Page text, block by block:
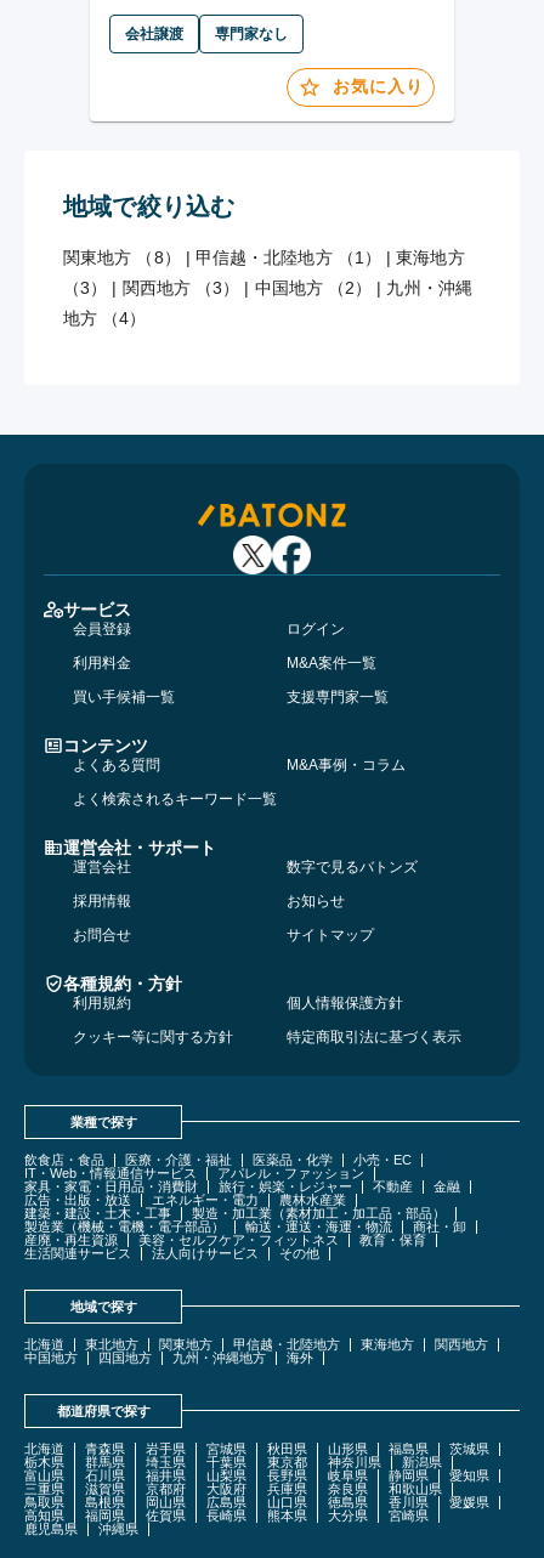
会社譲渡 専門家なし
お気に入り
地域で絞り込む
関東地方 （8） | 甲信越・北陸地方 （1） |東海地方
（3）
| 関西地方 （3） | 中国地方 （2） | 九州・沖縄
地方 （4）
サービス
会員登録
ログイン
利用料金
M&A案件一覧
買い手候補一覧
支援専門家一覧
コンテンツ
よくある質問
M&A事例・コラム
よく検索されるキーワード一覧
運営会社・サポート
運営会社
数字で見るバトンズ
採用情報
お知らせ
お問合せ
サイトマップ
各種規約・方針
利用規約
個人情報保護方針
クッキー等に関する方針
特定商取引法に基づく表示
業種で探す
飲食店・食品 医療・介護・福祉 医薬品・化学
小売・EC
IT・Web・情報通信サービス
アパレル・ファッション
家具・家電・日用品・消費財
旅行・娯楽・レジャー 不動産
金融
広告・出版・放送
エネルギー・電力
農林水産業
建築・建設・土木・工事
製造・加工業（素材加工・加工品・部品）
製造業（機械・電機・電子部品）
輸送・運送・海運・物流
商社・卸
産廃・再生資源
美容・セルフケア・フィットネス
教育・保育
生活関連サービス
法人向けサービス その他
地域で探す
北海道 東北地方 関東地方 甲信越・北陸地方 東海地方
関西地方
中国地方
四国地方 九州・沖縄地方 海外
都道府県で探す
北海道 青森県 岩手県 宮城県 秋田県 山形県 福島県
茨城県
栃木県
群馬県 埼玉県 千葉県 東京都 神奈川県
新潟県
富山県
石川県 福井県 山梨県 長野県 岐阜県 静岡県
愛知県
三重県
滋賀県 京都府 大阪府 兵庫県 奈良県
和歌山県
鳥取県
島根県 岡山県 広島県 山口県 徳島県 香川県
愛媛県
高知県
福岡県 佐賀県 長崎県 熊本県 大分県
宮崎県
鹿児島県
沖縄県